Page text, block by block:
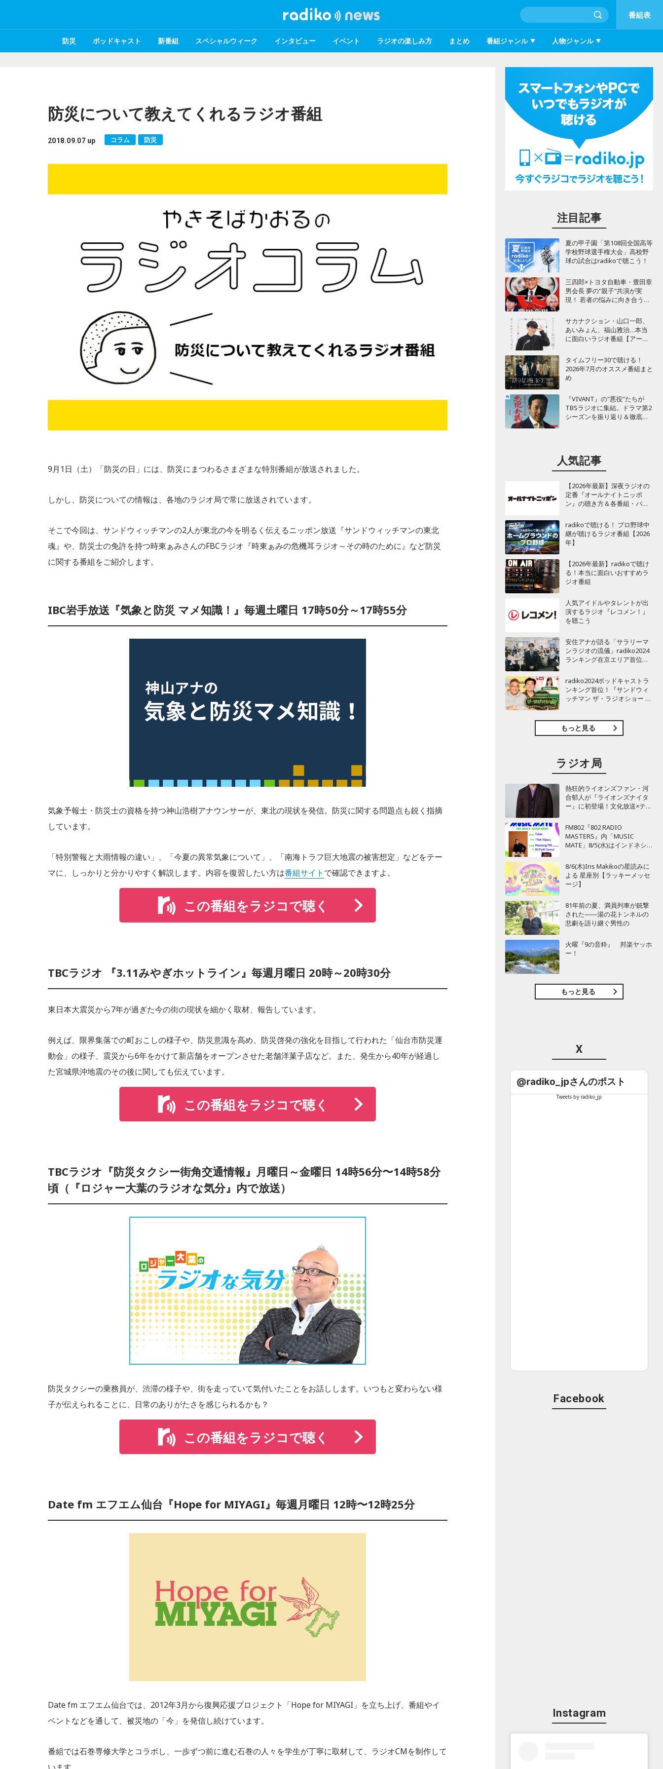
番組表
防災 ポッドキャスト 新番組 スペシャルウィーク インタビュー イベント ラジオの楽しみ方 まとめ 番組ジャンル 人物ジャンル
防災について教えてくれるラジオ番組
2018.09.07 up コラム 防災
9月1日（土）「防災の日」には、防災にまつわるさまざまな特別番組が放送されました。
しかし、防災についての情報は、各地のラジオ局で常に放送されています。
そこで今回は、サンドウィッチマンの2人が東北の今を明るく伝えるニッポン放送『サンドウィッチマンの東北
魂』や、防災士の免許を持つ時東ぁみさんのFBCラジオ『時東ぁみの危機耳ラジオ～その時のために』など防災
に関する番組をご紹介します。
IBC岩手放送『気象と防災 マメ知識！』毎週土曜日 17時50分～17時55分
気象予報士・防災士の資格を持つ神山浩樹アナウンサーが、東北の現状を発信。防災に関する問題点も鋭く指摘
しています。
「特別警報と大雨情報の違い」、「今夏の異常気象について」、「南海トラフ巨大地震の被害想定」などをテー
マに、しっかりと分かりやすく解説します。内容を復習したい方は番組サイト で確認できますよ。
この番組をラジコで聴く
TBCラジオ 『3.11みやぎホットライン』毎週月曜日 20時～20時30分
東日本大震災から7年が過ぎた今の街の現状を細かく取材、報告しています。
例えば、限界集落での町おこしの様子や、防災意識を高め、防災啓発の強化を目指して行われた「仙台市防災運
動会」の様子、震災から6年をかけて新店舗をオープンさせた老舗洋菓子店など。また、発生から40年が経過し
た宮城県沖地震のその後に関しても伝えています。
この番組をラジコで聴く
TBCラジオ『防災タクシー街角交通情報』月曜日～金曜日 14時56分〜14時58分
頃（『ロジャー大葉のラジオな気分』内で放送）
防災タクシーの乗務員が、渋滞の様子や、街を走っていて気付いたことをお話しします。いつもと変わらない様
子が伝えられることに、日常のありがたさを感じられるかも？
この番組をラジコで聴く
Date fm エフエム仙台『Hope for MIYAGI』毎週月曜日 12時〜12時25分
Date fm エフエム仙台では、2012年3月から復興応援プロジェクト「Hope for MIYAGI」を立ち上げ、番組やイ
ベントなどを通して、被災地の「今」を発信し続けています。
番組では石巻専修大学とコラボし、一歩ずつ前に進む石巻の人々を学生が丁寧に取材して、ラジオCMを制作して
注目記事
夏の甲子園「第108回全国高等
学校野球選手権大会」高校野
球の試合はradikoで聴こう！
三四郎×トヨタ自動車・豊田章
男会長 夢の"親子"共演が実
現！ 若者の悩みに向き合うポ
サカナクション・山口一郎、
あいみょん、福山雅治…本当
に面白いラジオ番組【アーテ
タイムフリー30で聴ける！
2026年7月のオススメ番組まと
め
『VIVANT』の"悪役"たちが
TBSラジオに集結。ドラマ第2
シーズンを振り返り＆徹底考
人気記事
【2026年最新】深夜ラジオの
定番『オールナイトニッポ
ン』の聴き方＆各番組・パー
radikoで聴ける！ プロ野球中
継が聴けるラジオ番組【2026
年】
【2026年最新】radikoで聴け
る！本当に面白いおすすめラ
ジオ番組
人気アイドルやタレントが出
演するラジオ『レコメン！』
を聴こう
安住アナが語る「サラリーマ
ンラジオの流儀」radiko2024
ランキング在京エリア首位
曜天国』インタビュー
radiko2024ポッドキャストラ
ンキング首位！『サンドウィ
ッチマン ザ・ラジオショー サ
もっと見る
ラジオ局
熱狂的ライオンズファン・河
合郁人が『ライオンズナイタ
ー』に初登場！文化放送×テレ
び強力タッグも！
FM802『802 RADIO
MASTERS』内「MUSIC
MATE」8/5(水)はインドネシア
8/6(木)Iris Makikoの星読みに
よる 星座別【ラッキーメッセ
ージ】
81年前の夏、満員列車が銃撃
された――湯の花トンネルの
悲劇を語り継ぐ男性の
火曜『9の音粋』 邦楽ヤッホ
ー！
もっと見る
X
@radiko_jpさんのポスト
Tweets by radiko_jp
Facebook
Instagram